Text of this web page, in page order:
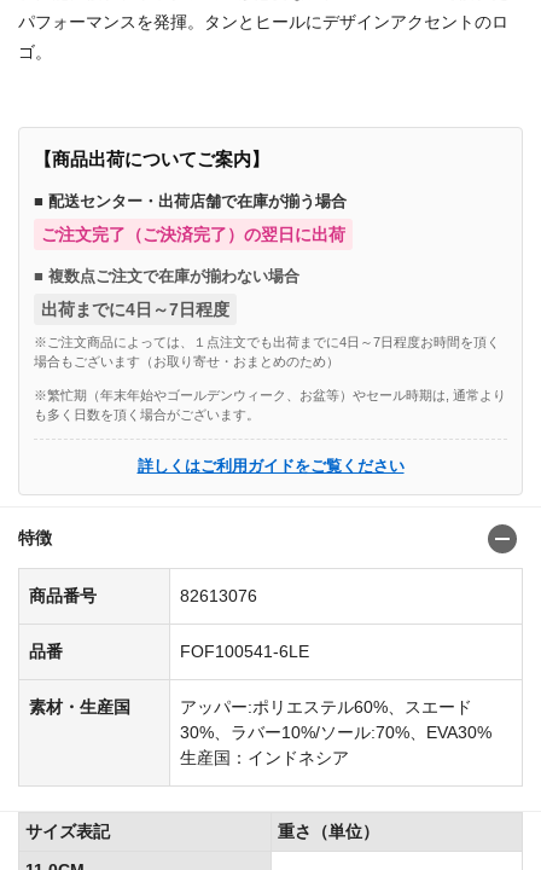
パフォーマンスを発揮。タンとヒールにデザインアクセントのロ
ゴ。
【商品出荷についてご案内】
■ 配送センター・出荷店舗で在庫が揃う場合
ご注文完了（ご決済完了）の翌日に出荷
■ 複数点ご注文で在庫が揃わない場合
出荷までに4日～7日程度
※ご注文商品によっては、１点注文でも出荷までに4日～7日程度お時間を頂く
場合もございます（お取り寄せ・おまとめのため）
※繁忙期（年末年始やゴールデンウィーク、お盆等）やセール時期は, 通常より
も多く日数を頂く場合がございます。
詳しくはご利用ガイドをご覧ください
特徴
商品番号 82613076
品番 FOF100541-6LE
素材・生産国
アッパー:ポリエステル60%、スエード
30%、ラバー10%/ソール:70%、EVA30%
生産国：インドネシア
サイズ表記
重さ（単位）